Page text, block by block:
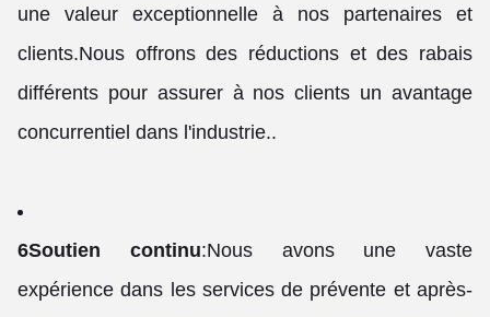
une valeur exceptionnelle à nos partenaires et
clients.Nous offrons des réductions et des rabais
différents pour assurer à nos clients un avantage
concurrentiel dans l'industrie..
6Soutien continu:Nous avons une vaste
expérience dans les services de prévente et après-